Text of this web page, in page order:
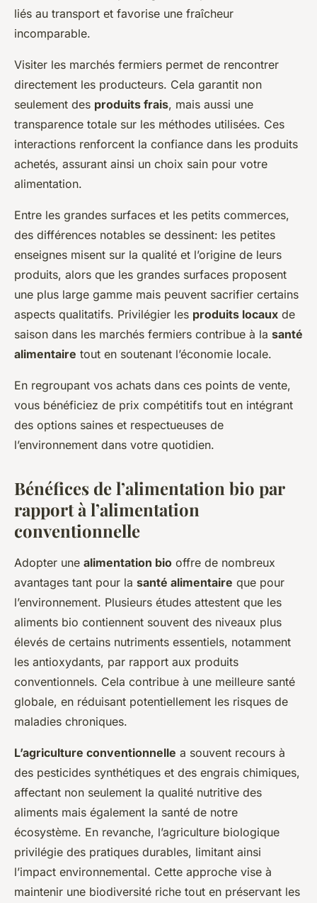
liés au transport et favorise une fraîcheur
incomparable.
Visiter les marchés fermiers permet de rencontrer
directement les producteurs. Cela garantit non
seulement des produits frais, mais aussi une
transparence totale sur les méthodes utilisées. Ces
interactions renforcent la confiance dans les produits
achetés, assurant ainsi un choix sain pour votre
alimentation.
Entre les grandes surfaces et les petits commerces,
des différences notables se dessinent: les petites
enseignes misent sur la qualité et l’origine de leurs
produits, alors que les grandes surfaces proposent
une plus large gamme mais peuvent sacrifier certains
aspects qualitatifs. Privilégier les produits locaux de
saison dans les marchés fermiers contribue à la santé
alimentaire tout en soutenant l’économie locale.
En regroupant vos achats dans ces points de vente,
vous bénéficiez de prix compétitifs tout en intégrant
des options saines et respectueuses de
l’environnement dans votre quotidien.
Bénéfices de l’alimentation bio par
rapport à l’alimentation
conventionnelle
Adopter une alimentation bio offre de nombreux
avantages tant pour la santé alimentaire que pour
l’environnement. Plusieurs études attestent que les
aliments bio contiennent souvent des niveaux plus
élevés de certains nutriments essentiels, notamment
les antioxydants, par rapport aux produits
conventionnels. Cela contribue à une meilleure santé
globale, en réduisant potentiellement les risques de
maladies chroniques.
L’agriculture conventionnelle a souvent recours à
des pesticides synthétiques et des engrais chimiques,
affectant non seulement la qualité nutritive des
aliments mais également la santé de notre
écosystème. En revanche, l’agriculture biologique
privilégie des pratiques durables, limitant ainsi
l’impact environnemental. Cette approche vise à
maintenir une biodiversité riche tout en préservant les